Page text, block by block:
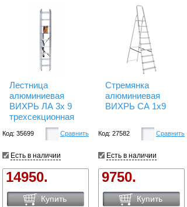
Лестница
алюминиевая
ВИХРЬ ЛА 3х 9
трехсекционная
Код: 35699 Сравнить
Есть в наличии
14950.
Купить
Стремянка
алюминиевая
ВИХРЬ СА 1х9
Код: 27582 Сравнить
Есть в наличии
9750.
Купить